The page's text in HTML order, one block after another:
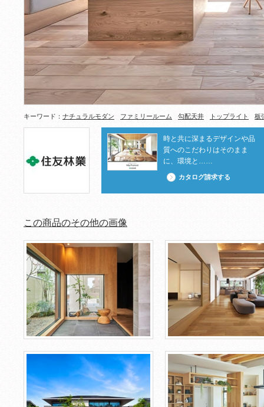
キーワード： ナチュラルモダン ファミリールーム 勾配天井 トップライト 板
時と共に深まるデザインや品
質へのこだわりはそのまま
に、環境と……
カタログ請求する
この商品のその他の画像